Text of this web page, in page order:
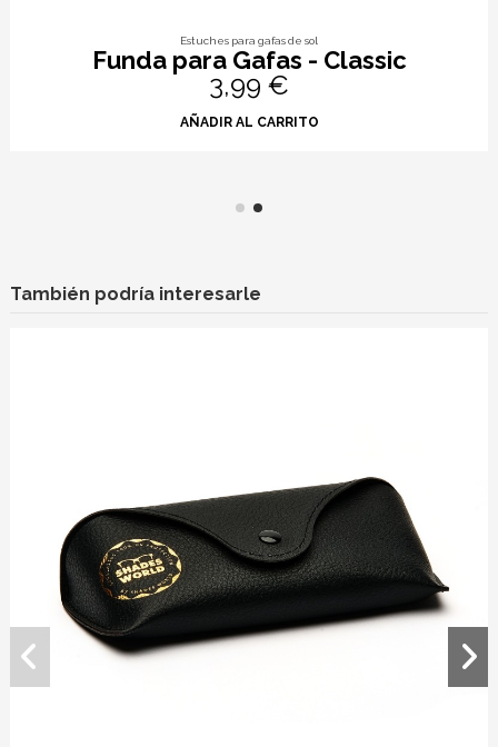
Estuches para gafas de sol
Funda para Gafas - Classic
3,99 €
AÑADIR AL CARRITO
También podría interesarle